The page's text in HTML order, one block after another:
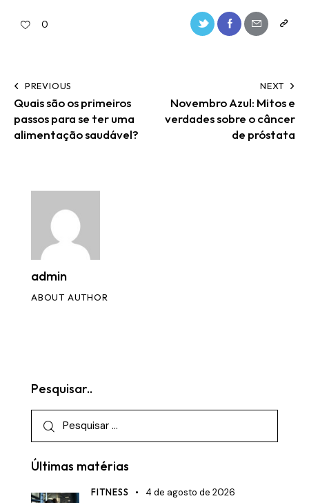
0
PREVIOUS
Quais são os primeiros
passos para se ter uma
alimentação saudável?
NEXT
Novembro Azul: Mitos e
verdades sobre o câncer
de próstata
admin
ABOUT AUTHOR
Pesquisar..
Últimas matérias
FITNESS 4 de agosto de 2026